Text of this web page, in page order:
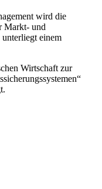
wird die
Markt- und
unterliegt einem
Wirtschaft zur